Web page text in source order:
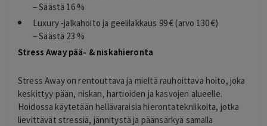
– Säästä 16 %
Luxury -jalkahoito ja geelilakkaus 99 € (arvo 130 €)
– Säästä 23 %
Stress Away pää- & niskahieronta
Stress Away on rentouttava ja mieltä rauhoittava hoito, joka
keskittyy pään, niskan, hartioiden ja kasvojen alueelle.
Hoidossa käytetään hellävaraisia hierontatekniikoita, jotka
lievittävät stressiä, jännitystä ja päänsärkyä samalla